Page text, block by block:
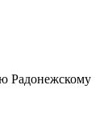
Радонежскому